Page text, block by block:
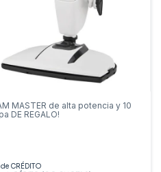
MASTER de alta potencia y 10
DE REGALO!